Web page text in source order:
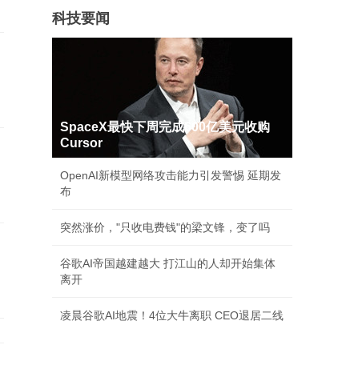
科技要闻
SpaceX最快下周完成600亿美元收购
Cursor
OpenAI新模型网络攻击能力引发警惕 延期发
布
突然涨价，"只收电费钱"的梁文锋，变了吗
谷歌AI帝国越建越大 打江山的人却开始集体
离开
凌晨谷歌AI地震！4位大牛离职 CEO退居二线